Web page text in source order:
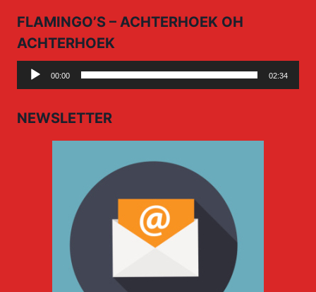
FLAMINGO’S – ACHTERHOEK OH
ACHTERHOEK
Audio
Player
00:00 02:34
NEWSLETTER